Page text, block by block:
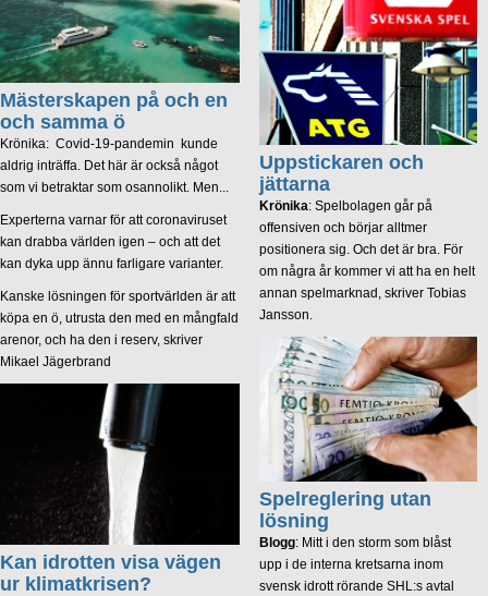
Uppstickaren och
jättarna
Krönika: Spelbolagen går på
offensiven och börjar alltmer
positionera sig. Och det är bra. För
om några år kommer vi att ha en helt
annan spelmarknad, skriver Tobias
Jansson.
Spelreglering utan
lösning
Blogg: Mitt i den storm som blåst
upp i de interna kretsarna inom
svensk idrott rörande SHL:s avtal
Mästerskapen på och en
och samma ö
Krönika: Covid-19-pandemin kunde
aldrig inträffa. Det här är också något
som vi betraktar som osannolikt. Men...
Experterna varnar för att coronaviruset
kan drabba världen igen – och att det
kan dyka upp ännu farligare varianter.
Kanske lösningen för sportvärlden är att
köpa en ö, utrusta den med en mångfald
arenor, och ha den i reserv, skriver
Mikael Jägerbrand
Kan idrotten visa vägen
ur klimatkrisen?